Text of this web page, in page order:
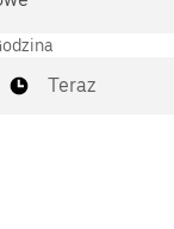
Teraz